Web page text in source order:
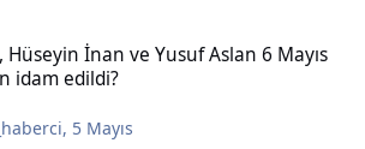
Hüseyin İnan ve Yusuf Aslan 6 Mayıs
idam edildi?
, 5 Mayıs